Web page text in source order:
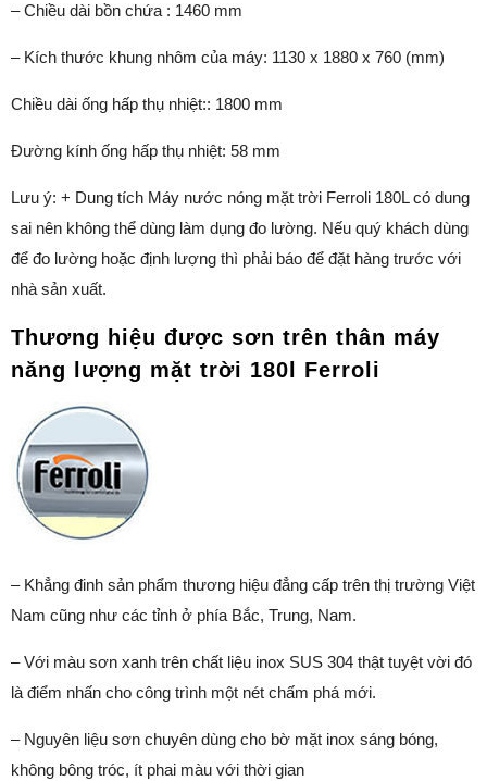
– Chiều dài bồn chứa : 1460 mm
– Kích thước khung nhôm của máy: 1130 x 1880 x 760 (mm)
Chiều dài ống hấp thụ nhiệt:: 1800 mm
Đường kính ống hấp thụ nhiệt: 58 mm
Lưu ý: + Dung tích Máy nước nóng mặt trời Ferroli 180L có dung
sai nên không thể dùng làm dụng đo lường. Nếu quý khách dùng
để đo lường hoặc định lượng thì phải báo để đặt hàng trước với
nhà sản xuất.
Thương hiệu được sơn trên thân máy
năng lượng mặt trời 180l Ferroli
– Khẳng đinh sản phẩm thương hiệu đẳng cấp trên thị trường Việt
Nam cũng như các tỉnh ở phía Bắc, Trung, Nam.
– Với màu sơn xanh trên chất liệu inox SUS 304 thật tuyệt vời đó
là điểm nhấn cho công trình một nét chấm phá mới.
– Nguyên liệu sơn chuyên dùng cho bờ mặt inox sáng bóng,
không bông tróc, ít phai màu với thời gian